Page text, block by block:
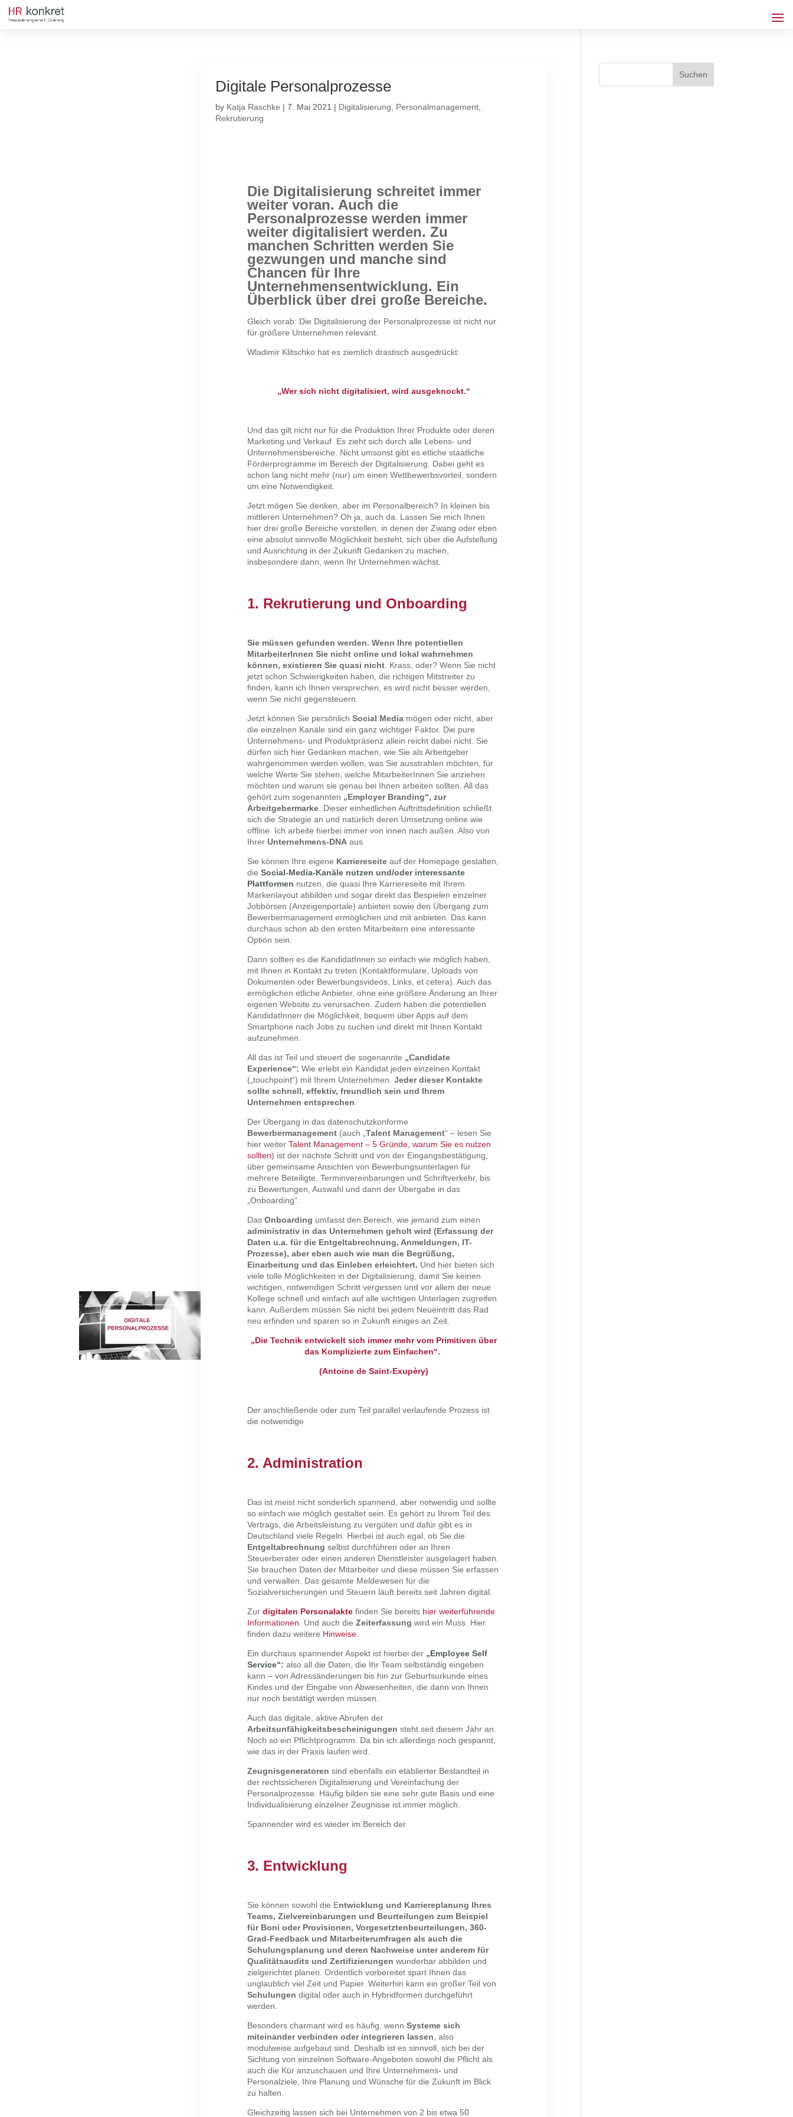
Digitale Personalprozesse
by Katja Raschke |7. Mai 2021 | Digitalisierung Personalmanagement
Rekrutierung
Die Digitalisierung schreitet immer
weiter voran. Auch die
Personalprozesse werden immer
weiter digitalisiert werden. Zu
manchen Schritten werden Sie
gezwungen und manche sind
Chancen für Ihre
Unternehmensentwicklung. Ein
Überblick über drei große Bereiche.
Gleich vorab: Die Digitalisierung der Personalprozesse ist nicht nur
für größere Unternehmen relevant.
Wladimir Klitschko hat es ziemlich drastisch ausgedrückt:
„Wer sich nicht digitalisiert, wird ausgeknockt.“
Und das gilt nicht nur für die Produktion Ihrer Produkte oder deren
Marketing und Verkauf. Es zieht sich durch alle Lebens- und
Unternehmensbereiche. Nicht umsonst gibt es etliche staatliche
Förderprogramme im Bereich der Digitalisierung. Dabei geht es
schon lang nicht mehr (nur) um einen Wettbewerbsvorteil, sondern
um eine Notwendigkeit.
Jetzt mögen Sie denken, aber im Personalbereich? In kleinen bis
mittleren Unternehmen? Oh ja, auch da. Lassen Sie mich Ihnen
hier drei große Bereiche vorstellen, in denen der Zwang oder eben
eine absolut sinnvolle Möglichkeit besteht, sich über die Aufstellung
und Ausrichtung in der Zukunft Gedanken zu machen,
insbesondere dann, wenn Ihr Unternehmen wächst.
1. Rekrutierung und Onboarding
Sie müssen gefunden werden. Wenn Ihre potentiellen
MitarbeiterInnen Sie nicht online und lokal wahrnehmen
können, existieren Sie quasi nicht . Krass, oder? Wenn Sie nicht
jetzt schon Schwierigkeiten haben, die richtigen Mitstreiter zu
finden, kann ich Ihnen versprechen, es wird nicht besser werden,
wenn Sie nicht gegensteuern.
Jetzt können Sie persönlichSocial Media mögen oder nicht, aber
die einzelnen Kanäle sind ein ganz wichtiger Faktor. Die pure
Unternehmens- und Produktpräsenz allein reicht dabei nicht. Sie
dürfen sich hier Gedanken machen, wie Sie als Arbeitgeber
wahrgenommen werden wollen, was Sie ausstrahlen möchten, für
welche Werte Sie stehen, welche MitarbeiterInnen Sie anziehen
möchten und warum sie genau bei Ihnen arbeiten sollten. All das
gehört zum sogenannten „Employer Branding“, zur
Arbeitgebermarke . Dieser einheitlichen Auftrittsdefinition schließt
sich die Strategie an und natürlich deren Umsetzung online wie
offline. Ich arbeite hierbei immer von innen nach außen. Also von
IhrerUnternehmens-DNA aus.
Sie können Ihre eigene Karriereseite auf der Homepage gestalten,
dieSocial-Media-Kanäle nutzen und/oder interessante
Plattformen nutzen, die quasi Ihre Karriereseite mit Ihrem
Markenlayout abbilden und sogar direkt das Bespielen einzelner
Jobbörsen (Anzeigenportale) anbieten sowie den Übergang zum
Bewerbermanagement ermöglichen und mit anbieten. Das kann
durchaus schon ab den ersten Mitarbeitern eine interessante
Option sein.
Dann sollten es die KandidatInnen so einfach wie möglich haben,
mit Ihnen in Kontakt zu treten (Kontaktformulare, Uploads von
Dokumenten oder Bewerbungsvideos, Links, et cetera). Auch das
ermöglichen etliche Anbieter, ohne eine größere Änderung an Ihrer
eigenen Website zu verursachen. Zudem haben die potentiellen
KandidatInnen die Möglichkeit, bequem über Apps auf dem
Smartphone nach Jobs zu suchen und direkt mit Ihnen Kontakt
aufzunehmen.
All das ist Teil und steuert die sogenannte „Candidate
Experience“: Wie erlebt ein Kandidat jeden einzelnen Kontakt
(„touchpoint“) mit Ihrem Unternehmen.Jeder dieser Kontakte
sollte schnell, effektiv, freundlich sein und Ihrem
Unternehmen entsprechen
Der Übergang in das datenschutzkonforme
Bewerbermanagement (auch „Talent Management“ – lesen Sie
hier weiterTalent Management – 5 Gründe, warum Sie es nutzen
sollten) ist der nächste Schritt und von der Eingangsbestätigung,
über gemeinsame Ansichten von Bewerbungsunterlagen für
mehrere Beteiligte, Terminvereinbarungen und Schriftverkehr, bis
zu Bewertungen, Auswahl und dann der Übergabe in das
„Onboarding“.
DasOnboarding umfasst den Bereich, wie jemand zum einen
administrativ in das Unternehmen geholt wird (Erfassung der
Daten u.a. für die Entgeltabrechnung, Anmeldungen, IT-
Prozesse), aber eben auch wie man die Begrüßung,
Einarbeitung und das Einleben erleichtert. Und hier bieten sich
viele tolle Möglichkeiten in der Digitalisierung, damit Sie keinen
wichtigen, notwendigen Schritt vergessen und vor allem der neue
Kollege schnell und einfach auf alle wichtigen Unterlagen zugreifen
kann. Außerdem müssen Sie nicht bei jedem Neueintritt das Rad
neu erfinden und sparen so in Zukunft einiges an Zeit.
„Die Technik entwickelt sich immer mehr vom Primitiven über
das Komplizierte zum Einfachen“.
(Antoine de Saint-Exupèry)
Der anschließende oder zum Teil parallel verlaufende Prozess ist
die notwendige
2. Administration
Das ist meist nicht sonderlich spannend, aber notwendig und sollte
so einfach wie möglich gestaltet sein. Es gehört zu Ihrem Teil des
Vertrags, die Arbeitsleistung zu vergüten und dafür gibt es in
Deutschland viele Regeln. Hierbei ist auch egal, ob Sie die
Entgeltabrechnung selbst durchführen oder an Ihren
Steuerberater oder einen anderen Dienstleister ausgelagert haben.
Sie brauchen Daten der Mitarbeiter und diese müssen Sie erfassen
und verwalten. Das gesamte Meldewesen für die
Sozialversicherungen und Steuern läuft bereits seit Jahren digital.
Zurdigitalen Personalakte finden Sie bereits hier weiterführende
Informationen
Und auch dieZeiterfassung wird ein Muss. Hier
finden dazu weitere Hinweise
Ein durchaus spannender Aspekt ist hierbei der „Employee Self
Service“: also all die Daten, die Ihr Team selbständig eingeben
kann – von Adressänderungen bis hin zur Geburtsurkunde eines
Kindes und der Eingabe von Abwesenheiten, die dann von Ihnen
nur noch bestätigt werden müssen.
Auch das digitale, aktive Abrufen der
Arbeitsunfähigkeitsbescheinigungen steht seit diesem Jahr an.
Noch so ein Pflichtprogramm. Da bin ich allerdings noch gespannt,
wie das in der Praxis laufen wird.
Zeugnisgeneratoren sind ebenfalls ein etablierter Bestandteil in
der rechtssicheren Digitalisierung und Vereinfachung der
Personalprozesse. Häufig bilden sie eine sehr gute Basis und eine
Individualisierung einzelner Zeugnisse ist immer möglich.
Spannender wird es wieder im Bereich der
3. Entwicklung
Sie können sowohl die Entwicklung und Karriereplanung Ihres
Teams, Zielvereinbarungen und Beurteilungen zum Beispiel
für Boni oder Provisionen, Vorgesetztenbeurteilungen, 360-
Grad-Feedback und Mitarbeiterumfragen als auch die
Schulungsplanung und deren Nachweise unter anderem für
Qualitätsaudits und Zertifizierungen wunderbar abbilden und
zielgerichtet planen. Ordentlich vorbereitet spart Ihnen das
unglaublich viel Zeit und Papier. Weiterhin kann ein großer Teil von
Schulungen digital oder auch in Hybridformen durchgeführt
werden.
Besonders charmant wird es häufig, wennSysteme sich
miteinander verbinden oder integrieren lassen , also
modulweise aufgebaut sind. Deshalb ist es sinnvoll, sich bei der
Sichtung von einzelnen Software-Angeboten sowohl die Pflicht als
auch die Kür anzuschauen und Ihre Unternehmens- und
Personalziele, Ihre Planung und Wünsche für die Zukunft im Blick
zu halten.
Gleichzeitig lassen sich bei Unternehmen von 2 bis etwa 50